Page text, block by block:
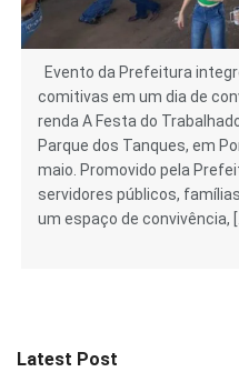
Evento da Prefeitura
comitivas em um dia de
renda A Festa do
Parque dos Tanques, em
maio. Promovido pela
servidores públicos,
um espaço de convivência,
Latest Post